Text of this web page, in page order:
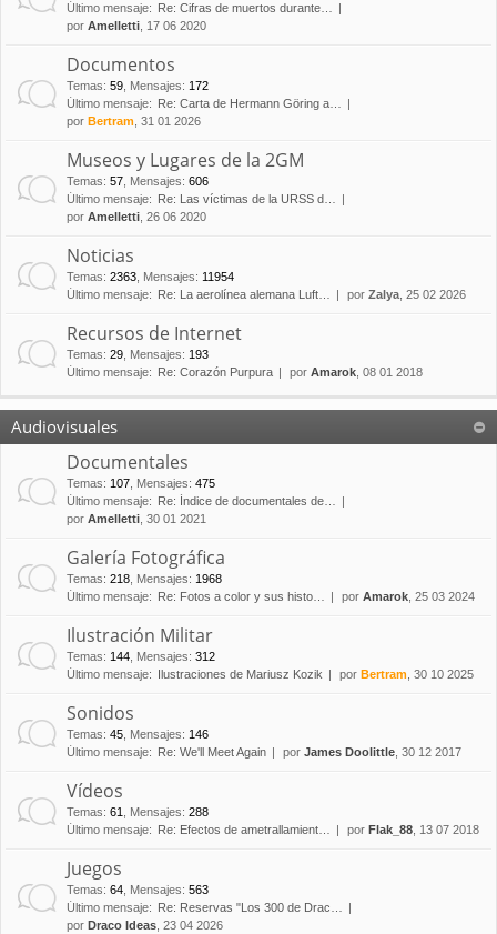
Último mensaje:
Re: Cifras de muertos durante…
por Amelletti , 17 06 2020
Documentos
Temas: 59 Mensajes: 172
Último mensaje:
Re: Carta de Hermann Göring a…
por Bertram , 31 01 2026
Museos y Lugares de la 2GM
Temas: 57 Mensajes: 606
Último mensaje:
Re: Las víctimas de la URSS d…
por Amelletti , 26 06 2020
Noticias
Temas: 2363 Mensajes: 11954
Último mensaje:
Re: La aerolínea alemana Luft… por Zalya , 25 02 2026
Recursos de Internet
Temas: 29 Mensajes: 193
Último mensaje:
Re: Corazón Purpura por Amarok , 08 01 2018
Audiovisuales
Documentales
Temas: 107 Mensajes: 475
Último mensaje:
Re: Índice de documentales de…
por Amelletti , 30 01 2021
Galería Fotográfica
Temas: 218 Mensajes: 1968
Último mensaje:
Re: Fotos a color y sus histo… por Amarok , 25 03 2024
Ilustración Militar
Temas: 144 Mensajes: 312
Último mensaje:
Ilustraciones de Mariusz Kozik por Bertram , 30 10 2025
Sonidos
Temas: 45 Mensajes: 146
Último mensaje:
Re: We'll Meet Again por James Doolittle , 30 12 2017
Vídeos
Temas: 61 Mensajes: 288
Último mensaje:
Re: Efectos de ametrallamient… por Flak_88 , 13 07 2018
Juegos
Temas: 64 Mensajes: 563
Último mensaje:
Re: Reservas "Los 300 de Drac…
por Draco Ideas , 23 04 2026